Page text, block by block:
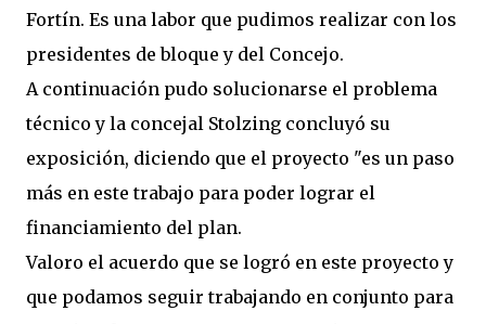
Fortín. Es una labor que pudimos realizar con los
presidentes de bloque y del Concejo.
A continuación pudo solucionarse el problema
técnico y la concejal Stolzing concluyó su
exposición, diciendo que el proyecto "es un paso
más en este trabajo para poder lograr el
financiamiento del plan.
Valoro el acuerdo que se logró en este proyecto y
que podamos seguir trabajando en conjunto para